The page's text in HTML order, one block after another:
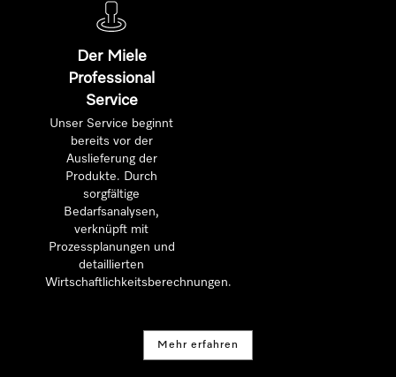
Der Miele
Professional
Service
Unser Service beginnt
bereits vor der
Auslieferung der
Produkte. Durch
sorgfältige
Bedarfsanalysen,
verknüpft mit
Prozessplanungen und
detaillierten
Wirtschaftlichkeitsberechnungen.
Mehr erfahren